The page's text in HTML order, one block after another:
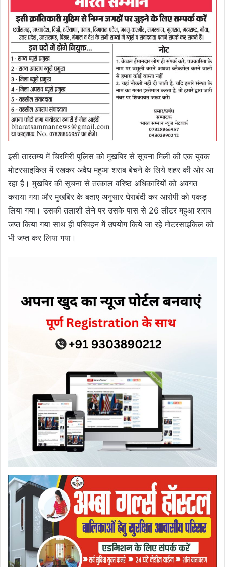
इसी तारतम्य में चिरमिरी पुलिस को मुखबिर से सूचना मिली की एक युवक
मोटरसाइकिल में रखकर अवैध महुआ शराब बेचने के लिये शहर की ओर आ
रहा है। मुखबिर की सूचना से तत्काल वरिष्ठ अधिकारियों को अवगत
कराया गया और मुखबिर के बताए अनुसार घेराबंदी कर आरोपी को पकड़
लिया गया। उसकी तलाशी लेने पर उसके पास से 26 लीटर महुआ शराब
जप्त किया गया साथ ही परिवहन में उपयोग किये जा रहे मोटरसाइकिल को
भी जप्त कर लिया गया।